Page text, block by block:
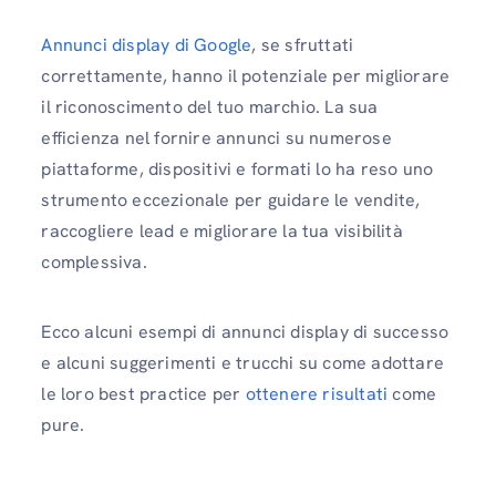
Annunci display di Google, se sfruttati
correttamente, hanno il potenziale per migliorare
il riconoscimento del tuo marchio. La sua
efficienza nel fornire annunci su numerose
piattaforme, dispositivi e formati lo ha reso uno
strumento eccezionale per guidare le vendite,
raccogliere lead e migliorare la tua visibilità
complessiva.
Ecco alcuni esempi di annunci display di successo
e alcuni suggerimenti e trucchi su come adottare
le loro best practice per ottenere risultati come
pure.